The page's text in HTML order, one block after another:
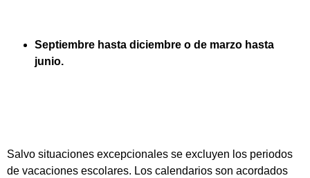
Septiembre hasta diciembre o de marzo hasta
junio.
Salvo situaciones excepcionales se excluyen los periodos
de vacaciones escolares. Los calendarios son acordados